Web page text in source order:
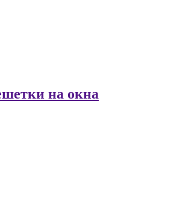
на окна